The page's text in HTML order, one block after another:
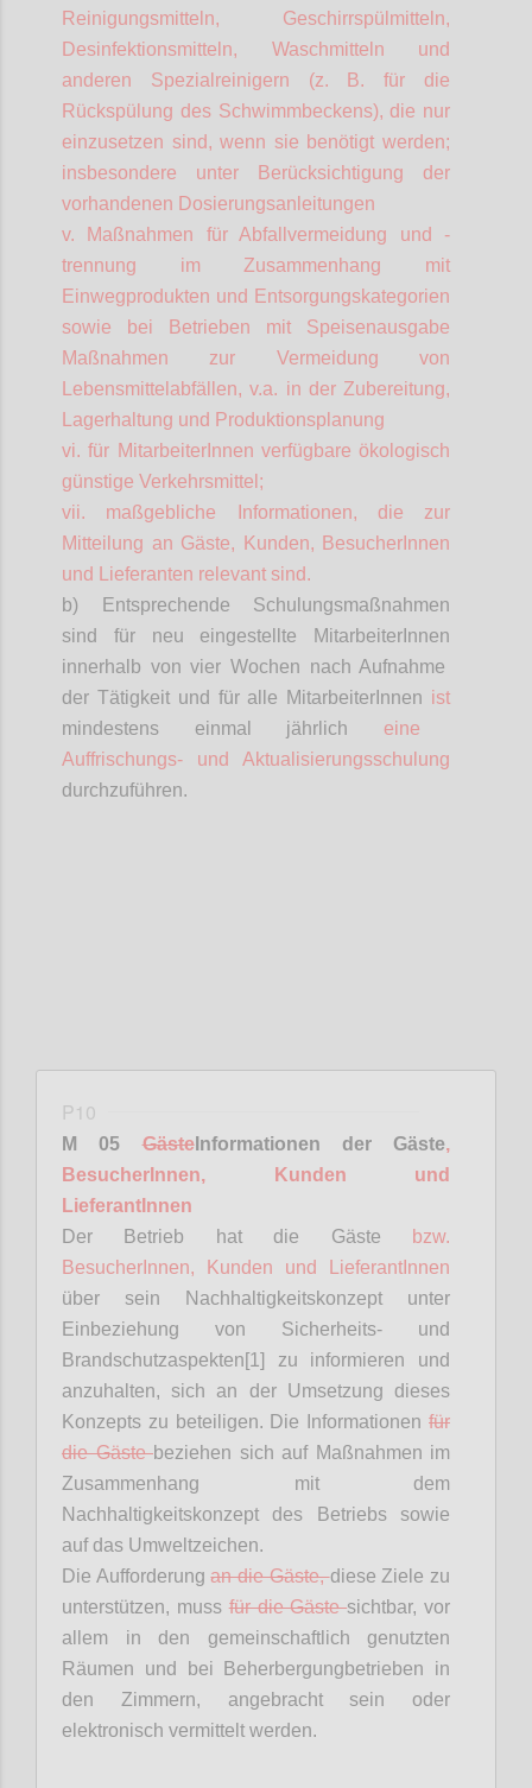
Reinigungsmitteln, Geschirrspülmitteln,
Desinfektionsmitteln, Waschmitteln und
anderen Spezialreinigern (z. B. für die
Rückspülung des Schwimmbeckens), die nur
einzusetzen sind, wenn sie benötigt werden;
insbesondere unter Berücksichtigung der
vorhandenen Dosierungsanleitungen
v. Maßnahmen für Abfallvermeidung und -
trennung im Zusammenhang mit
Einwegprodukten und Entsorgungskategorien
sowie bei Betrieben mit Speisenausgabe
Maßnahmen zur Vermeidung von
Lebensmittelabfällen, v.a. in der Zubereitung,
Lagerhaltung und Produktionsplanung
vi. für MitarbeiterInnen verfügbare ökologisch
günstige Verkehrsmittel;
vii. maßgebliche Informationen, die zur
Mitteilung an Gäste, Kunden, BesucherInnen
und Lieferanten relevant sind.
b) Entsprechende Schulungsmaßnahmen
sind für neu eingestellte
MitarbeiterInnen
innerhalb von vier Wochen nach Aufnahme
der Tätigkeit und für alle MitarbeiterInnen ist
mindestens einmal jährlich eine
Auffrischungs- und Aktualisierungsschulung
durchzuführen.
P10
M 05GästeInformationen der Gäste,
BesucherInnen, Kunden und
LieferantInnen
Der Betrieb hat die Gäste
bzw.
BesucherInnen, Kunden und
LieferantInnen
über sein Nachhaltigkeitskonzept unter
Einbeziehung von Sicherheits- und
Brandschutzaspekten[1] zu informieren und
anzuhalten, sich an der Umsetzung dieses
Konzepts zu beteiligen. Die Informationen für
die Gästebeziehen sich auf Maßnahmen im
Zusammenhang mit dem
Nachhaltigkeitskonzept des Betriebs sowie
auf das Umweltzeichen.
Die Aufforderungan die Gäste,diese Ziele zu
unterstützen, mussfür die Gästesichtbar, vor
allem in den gemeinschaftlich genutzten
Räumen und bei
Beherbergungbetrieben in
den Zimmern, angebracht sein oder
elektronisch vermittelt werden.